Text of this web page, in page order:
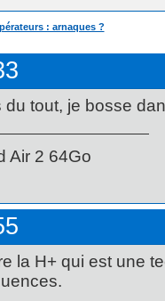
: arnaques ?
du tout, je bosse
Air 2 64Go
la H+ qui est une